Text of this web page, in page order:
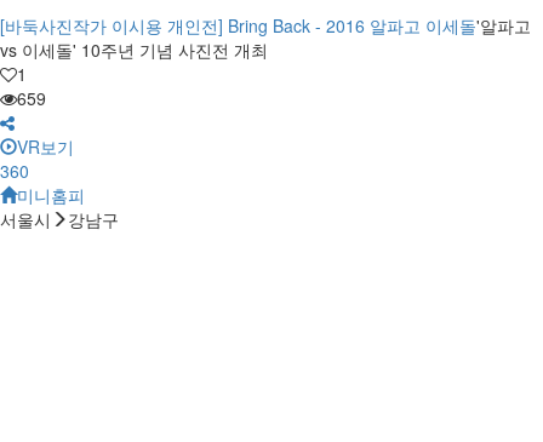
[바둑사진작가 이시용 개인전] Bring Back - 2016 알파고 이세돌'알파고
vs 이세돌' 10주년 기념 사진전 개최
1
659
VR보기
360
미니홈피
서울시
강남구